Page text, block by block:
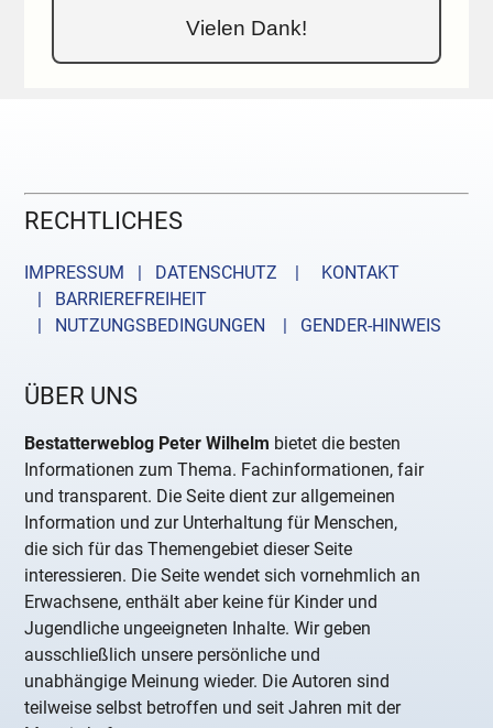
Vielen Dank!
RECHTLICHES
IMPRESSUM | DATENSCHUTZ |
KONTAKT
| BARRIEREFREIHEIT
| NUTZUNGSBEDINGUNGEN
| GENDER-HINWEIS
ÜBER UNS
Bestatterweblog Peter Wilhelm bietet die besten
Informationen zum Thema. Fachinformationen, fair
und transparent. Die Seite dient zur allgemeinen
Information und zur Unterhaltung für Menschen,
die sich für das Themengebiet dieser Seite
interessieren. Die Seite wendet sich vornehmlich an
Erwachsene, enthält aber keine für Kinder und
Jugendliche ungeeigneten Inhalte. Wir geben
ausschließlich unsere persönliche und
unabhängige Meinung wieder. Die Autoren sind
teilweise selbst betroffen und seit Jahren mit der